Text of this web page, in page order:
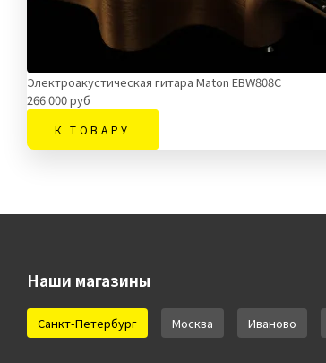
Электроакустическая гитара Maton EBW808C
266 000 руб
К ТОВАРУ
Наши магазины
Санкт-Петербург Москва Иваново